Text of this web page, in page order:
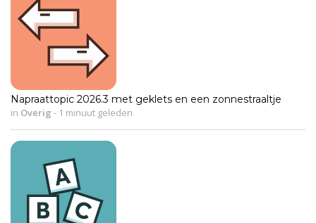
Napraattopic 2026.3 met geklets en een zonnestraaltje
in Overig - 1 minuut geleden